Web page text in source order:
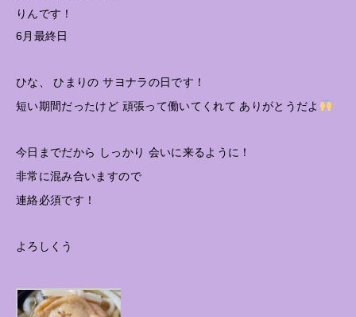
りんです！
6月最終日
ひな、 ひまりの サヨナラの日です！
短い期間だったけど 頑張って働いてくれて ありがとうだよ
今日までだから しっかり 会いに来るように！
非常に混み合いますので
連絡必須です！
よろしくう